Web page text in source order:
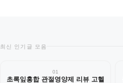
최신 인기글 모음
01
초록잎홍합 관절영양제 리뷰 고헬